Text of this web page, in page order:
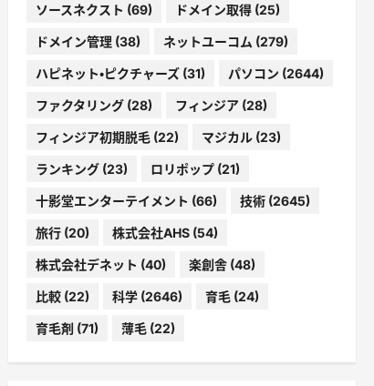
ソースネクスト (69) ドメイン取得(25)
ドメイン管理(38) ネットユーコム (279)
ハピネット・ピクチャーズ(31) パソコン (2644)
ファクタリング(28) フィンジア(28)
フィンジア初期脱毛(22) マジカル(23)
ランキング(23) ロリポップ(21)
十影堂エンターテイメント (66) 技術(2645)
旅行(20) 株式会社AHS(54)
株式会社デネット (40) 楽創舎(48)
比較(22) 科学(2646) 育毛(24)
育毛剤 (71) 薄毛(22)